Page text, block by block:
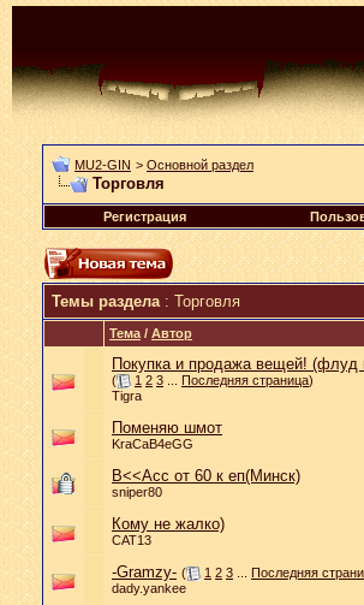
MU2-GIN > Основной раздел
Торговля
Регистрация
Темы раздела: Торговля
Тема / Автор
Покупка и продажа вещей! (флуд
( 1 2 3 Последняя страница)
Tigra
Поменяю шмот
KraCaB4eGG
B<<Acc от 60 к еп(Минск)
sniper80
Кому не жалко)
CAT13
-Gramzy- ( 1 2 3 Последняя
dady.yankee